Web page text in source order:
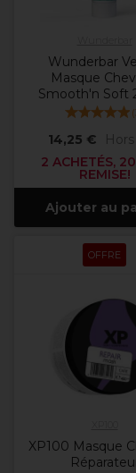
Wunderbar
Masque
Smooth'n Soft
(
14,25 €
2 ACHETÉS,
REMISE!
Ajouter au
OFFRE
XP100 Masque